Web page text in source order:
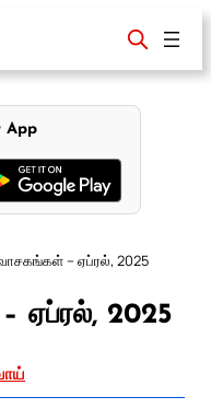
App
வாசகங்கள் – ஏப்ரல், 2025
ஏப்ரல், 2025